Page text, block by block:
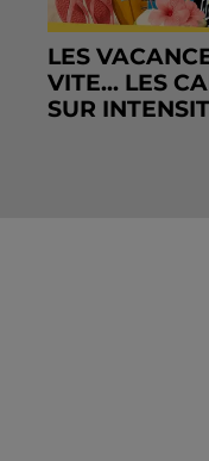
LES
VITE... LES
SUR